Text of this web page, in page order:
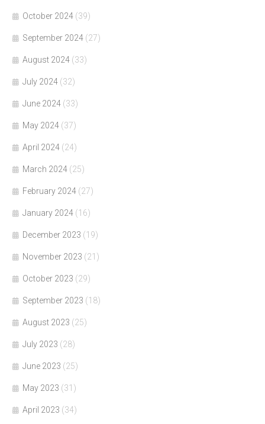
October 2024 (39)
September 2024 (27)
August 2024 (33)
July 2024 (32)
June 2024 (33)
May 2024 (37)
April 2024 (24)
March 2024 (25)
February 2024 (27)
January 2024 (16)
December 2023 (19)
November 2023 (21)
October 2023 (29)
September 2023 (18)
August 2023 (25)
July 2023 (28)
June 2023 (25)
May 2023 (31)
April 2023 (34)